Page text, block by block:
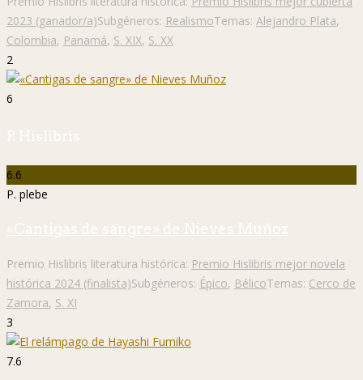
2023 (ganador/a)Subgéneros: RealismoTemas: Alejandro Plata,
Colombia, Panamá, S. XIX, S. XX
2
6
P. Hislibris
6.6
P. plebe
«Cantigas de sangre» de Nieves Muñoz
Premio Hislibris literatura histórica: Premio Hislibris mejor novela
histórica 2024 (finalista)Subgéneros: Épico, BélicoTemas: Cerco de
Zamora, S. XI
3
7.6